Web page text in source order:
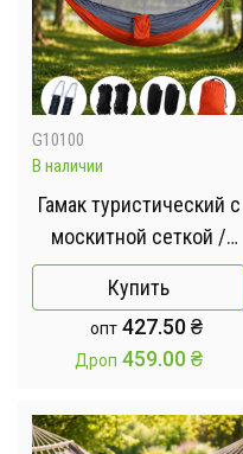
G10100
В наличии
Гамак туристический с
москитной сеткой /
Гамак-спальный мешок
с карманом 220x120 см
Оранжевый
Купить
опт 427.50₴
Дроп 459.00₴